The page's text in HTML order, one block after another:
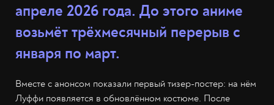
апреле 2026 года. До этого аниме
возьмёт трёхмесячный перерыв с
января по март.
Вместе с анонсом показали первый тизер-постер: на нём
Луффи появляется в обновлённом костюме. После